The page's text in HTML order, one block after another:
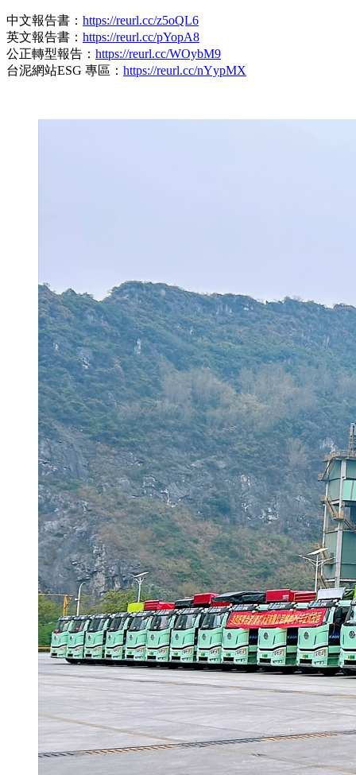
中文報告書： https://reurl.cc/z5oQL6
英文報告書： https://reurl.cc/pYopA8
公正轉型報告： https://reurl.cc/WOybM9
台泥網站ESG 專區： https://reurl.cc/nYypMX